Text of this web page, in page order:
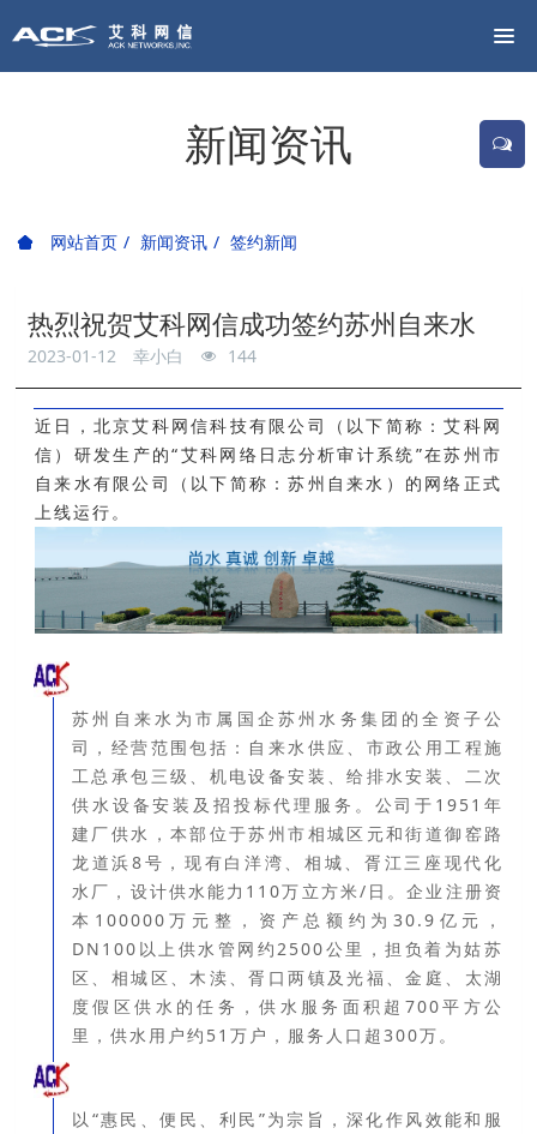
新闻资讯
网站首页 新闻资讯 签约新闻
热烈祝贺艾科网信成功签约苏州自来水
2023-01-12 幸小白 144
近日，北京艾科网信科技有限公司（以下简称：艾科网
信）研发生产的“艾科网络日志分析审计系统”在苏州市
自来水有限公司（以下简称：苏州自来水）的网络正式
上线运行。
苏州自来水为市属国企苏州水务集团的全资子公
司，经营范围包括： 自来水供应、市政公用工程施
工总承包三级、机电设备安装、给排水安装、二次
供水设备安装及招投标代理服务。 公司于1951年
建厂供水，本部位于苏州市相城区元和街道御窑路
龙道浜8号，现有白洋湾、相城、胥江三座现代化
水厂，设计供水能力110万立方米/日。企业注册资
本100000万元整，资产总额约为30.9亿元，
DN100以上供水管网约2500公里，担负着为姑苏
区、相城区、木渎、胥口两镇及光福、金庭、太湖
度假区供水的任务，供水服务面积超700平方公
里，供水用户约51万户，服务人口超300万。
以“惠民、便民、利民”为宗旨，深化作风效能和服